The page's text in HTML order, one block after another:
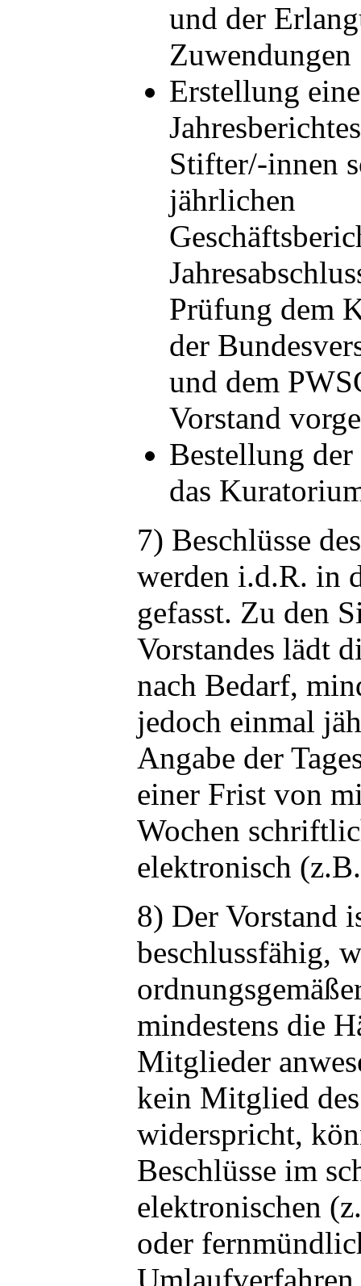
und der
Zuwendungen
Erstellung
Stifter/-innen
jährlichen
Prüfung dem
der
und dem
Vorstand
Bestellung
das
7) Beschlüsse
werden i.d.R. in
gefasst. Zu den
Vorstandes lädt
nach Bedarf,
jedoch einmal
Angabe der
einer Frist von
Wochen
elektronisch
8) Der Vorstand
beschlussfähig,
mindestens die
Mitglieder
kein Mitglied
widerspricht,
Beschlüsse im
elektronischen
oder